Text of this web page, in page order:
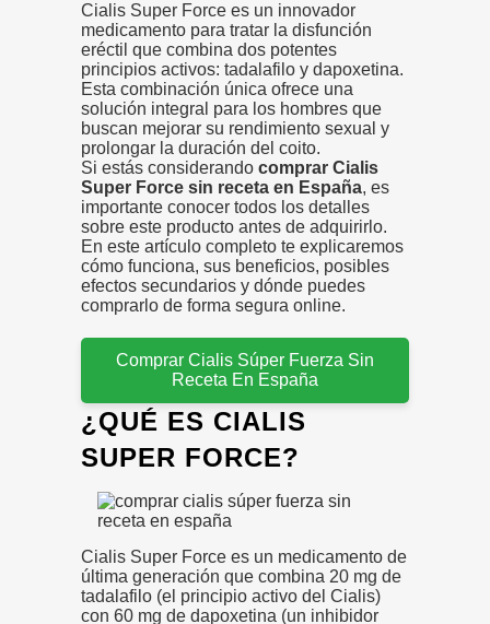
Cialis Super Force es un innovador
medicamento para tratar la disfunción
eréctil que combina dos potentes
principios activos: tadalafilo y dapoxetina.
Esta combinación única ofrece una
solución integral para los hombres que
buscan mejorar su rendimiento sexual y
prolongar la duración del coito.
Si estás considerando comprar Cialis
Super Force sin receta en España, es
importante conocer todos los detalles
sobre este producto antes de adquirirlo.
En este artículo completo te explicaremos
cómo funciona, sus beneficios, posibles
efectos secundarios y dónde puedes
comprarlo de forma segura online.
Comprar Cialis Súper Fuerza Sin
Receta En España
¿QUÉ ES CIALIS
SUPER FORCE?
Cialis Super Force es un medicamento de
última generación que combina 20 mg de
tadalafilo (el principio activo del Cialis)
con 60 mg de dapoxetina (un inhibidor